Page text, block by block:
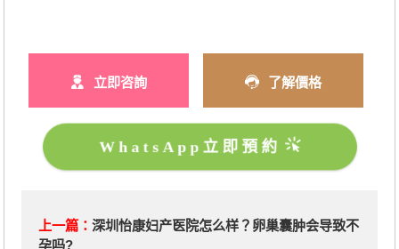
立即咨詢 了解價格
WhatsApp立即預約
上一篇： 深圳怡康妇产医院怎么样？卵巢囊肿会导致不
孕吗?